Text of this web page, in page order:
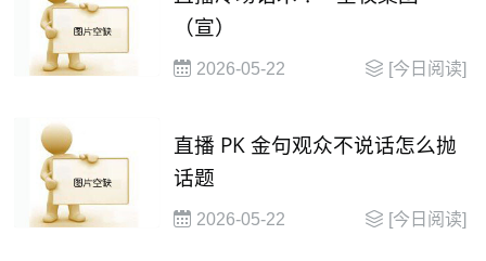
（宣）
2026-05-22 [今日阅读]
直播 PK 金句观众不说话怎么抛
话题
2026-05-22 [今日阅读]